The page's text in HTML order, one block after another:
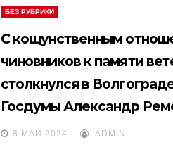
БЕЗ РУБРИКИ
С кощунственным
чиновников к памяти
столкнулся в
Госдумы Александр
8 МАЙ 2024 ADMIN